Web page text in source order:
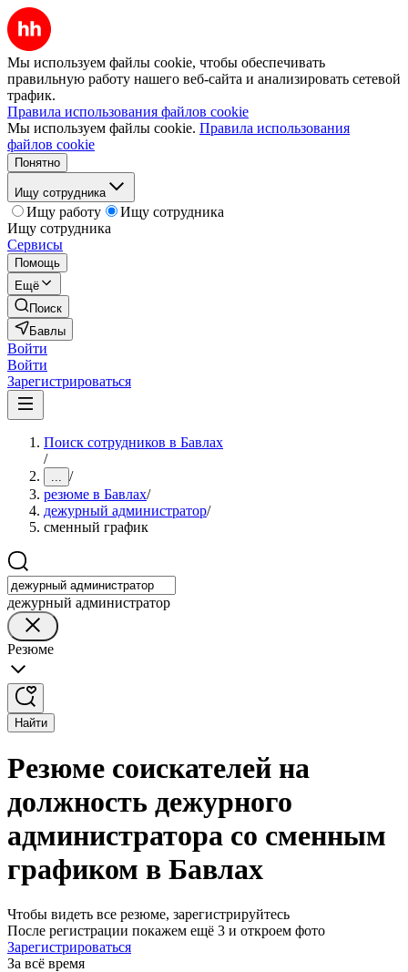
Мы используем файлы cookie, чтобы обеспечивать
правильную работу нашего веб-сайта и анализировать сетевой
трафик.
Правила использования файлов cookie
Мы используем файлы cookie. Правила использования
файлов cookie
Понятно
Ищу сотрудника
Ищу работу
Ищу сотрудника
Ищу сотрудника
Сервисы
Помощь
Ещё
Поиск
Бавлы
Войти
Войти
Зарегистрироваться
Поиск сотрудников в Бавлах
/
... /
резюме в Бавлах/
дежурный администратор/
сменный график
дежурный администратор
Резюме
Найти
Резюме соискателей на
должность дежурного
администратора со сменным
графиком в Бавлах
Чтобы видеть все резюме, зарегистрируйтесь
После регистрации покажем ещё 3 и откроем фото
Зарегистрироваться
За всё время